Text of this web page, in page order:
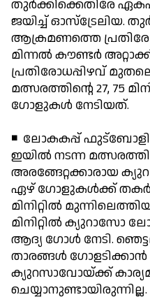
തുര്‍ക്കിക്കെതിരേ
ജയിച്ച് ഓസ്‌ട്രേലിയ.
ആക്രമണത്തെ
മിന്നല്‍ കൗണ്ടര്‍
പ്രതിരോധപ്പിഴവ്
മത്സരത്തിന്റെ 27, 75
ഗോളുകള്‍ നേടിയത്.
◾ ലോകകപ്പ്
ഇയില്‍ നടന്ന
അരങ്ങേറ്റക്കാരായ
ഏഴ് ഗോളുകള്‍ക്ക്
മിനിറ്റില്‍
മിനിറ്റില്‍ ക്യുറാസോ
ആദ്യ ഗോള്‍ നേടി.
താരങ്ങള്‍
ക്യുറസാവോയ്ക്ക്
ചെയ്യാനുണ്ടായിരുന്നില്ല.